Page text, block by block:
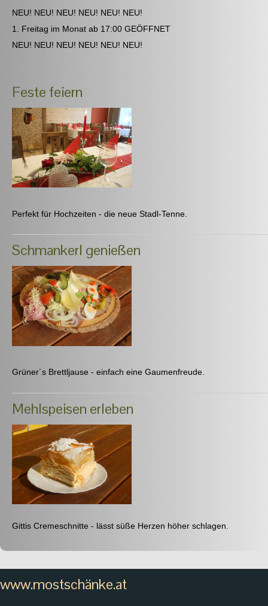
NEU! NEU! NEU! NEU! NEU! NEU!
1. Freitag im Monat ab 17:00 GEÖFFNET
NEU! NEU! NEU! NEU! NEU! NEU!
Feste feiern
Perfekt für Hochzeiten - die neue Stadl-Tenne.
Schmankerl genießen
Grüner´s Brettljause - einfach eine Gaumenfreude.
Mehlspeisen erleben
Gittis Cremeschnitte - lässt süße Herzen höher schlagen.
www.mostschänke.at